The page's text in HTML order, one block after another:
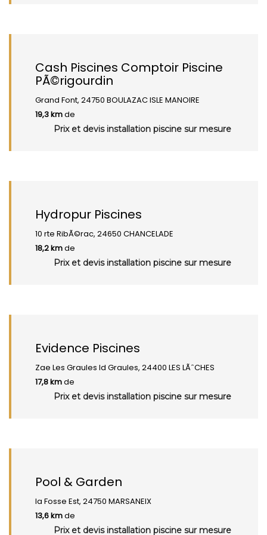
Cash Piscines Comptoir Piscine
PÃ©rigourdin
Grand Font, 24750 BOULAZAC ISLE MANOIRE
19,3 kmde
Prix et devis installation piscine sur mesure
Hydropur Piscines
10 rte RibÃ©rac, 24650 CHANCELADE
18,2 kmde
Prix et devis installation piscine sur mesure
Evidence Piscines
Zae Les Graules ld Graules, 24400 LES LÃˆCHES
17,8 kmde
Prix et devis installation piscine sur mesure
Pool & Garden
la Fosse Est, 24750 MARSANEIX
13,6 kmde
Prix et devis installation piscine sur mesure